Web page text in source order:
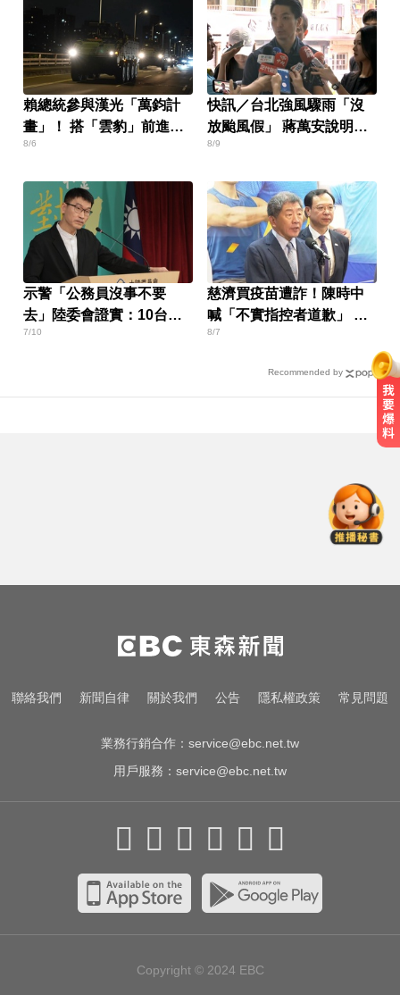
賴總統參與漢光「萬鈞計
畫」！ 搭「雲豹」前進衡
指所
8/6
快訊／台北強風驟雨「沒
放颱風假」 蔣萬安說明
了！
8/9
示警「公務員沒事不要
去」陸委會證實：10台人
赴陸失聯
7/10
慈濟買疫苗遭詐！陳時中
喊「不實指控者道歉」 蔣
萬安回應了
8/7
Recommended by
道奇險勝響尾蛇終止7連敗
里約直升機墜毀 哥倫比亞一家3名
女性罹難
俄軍空襲烏克蘭首都基輔及周邊區
聯絡我們 新聞自律 關於我們 公告 隱私權政策 常見問題
業務行銷合作： service@ebc.net.tw
用戶服務： service@ebc.net.tw
Copyright © 2024 EBC